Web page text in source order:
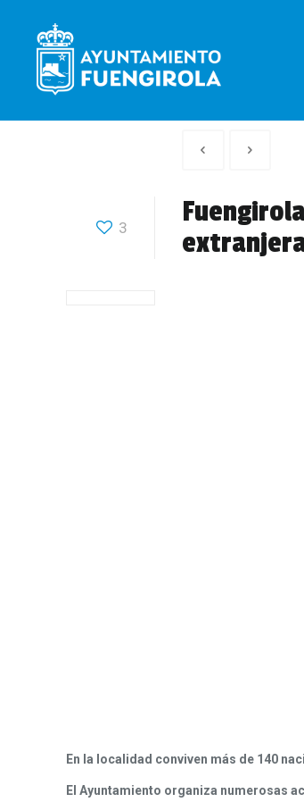
anterior
3
En la localidad conviven más de 140
El Ayuntamiento organiza numerosas